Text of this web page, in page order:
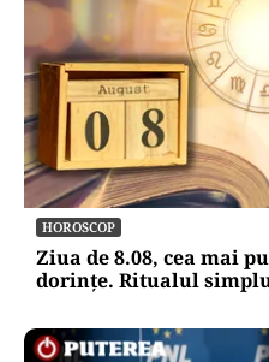
HOROSCOP
Ziua de 8.08, cea mai
dorințe. Ritualul